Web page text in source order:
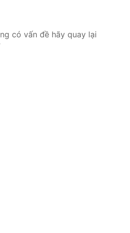
có vấn đề hãy quay lại